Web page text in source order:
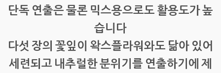
단독 연출은 물론 믹스용으로도 활용도가 높
습니다
다섯 장의 꽃잎이 왁스플라워와도 닮아 있어
세련되고 내추럴한 분위기를 연출하기에 제